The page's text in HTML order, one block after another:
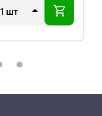
шт